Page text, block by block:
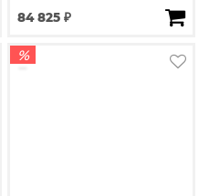
84 825 ₽
%